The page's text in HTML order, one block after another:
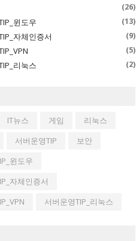
(26)
윈도우 (13)
자체인증서 (9)
(5)
리눅스 (2)
IT뉴스 게임
리눅스
서버운영TIP
보안
윈도우
자체인증서
서버운영TIP_리눅스